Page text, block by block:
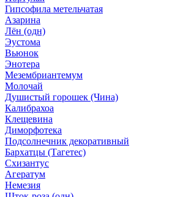
Гипсофила метельчатая
Азарина
Лён (одн)
Эустома
Вьюнок
Энотера
Мезембриантемум
Молочай
Душистый горошек (Чина)
Калибрахоа
Клещевина
Диморфотека
Подсолнечник декоративный
Бархатцы (Тагетес)
Схизантус
Агератум
Немезия